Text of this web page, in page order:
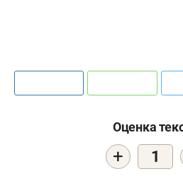
Оценка
+ 1